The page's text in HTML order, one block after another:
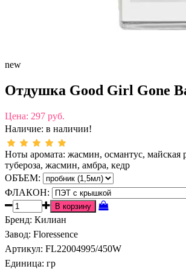
new
Отдушка Good Girl Gone
Цена: 297 руб.
Наличие: в наличии!
Ноты аромата: жасмин, османтус, майская
тубероза, жасмин, амбра, кедр
ОБЪЕМ:
ФЛАКОН:
Бренд: Килиан
Завод: Floressence
Артикул: FL22004995/450W
Единица: гр